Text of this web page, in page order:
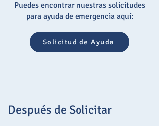
Puedes encontrar nuestras solicitudes
para ayuda de emergencia aquí:
Solicitud de Ayuda
Después de Solicitar